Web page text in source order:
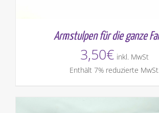
Armstulpen für die ganze
3,50€ inkl. MwSt
Enthält 7% reduzierte